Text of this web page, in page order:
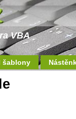
VBA
šablony